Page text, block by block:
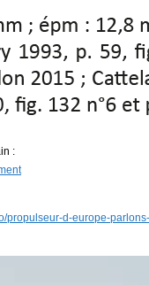
:
propulseur-d-europe-